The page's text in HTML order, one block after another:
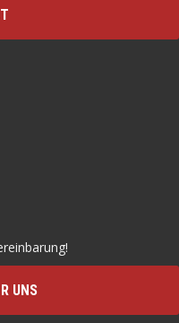
UNS